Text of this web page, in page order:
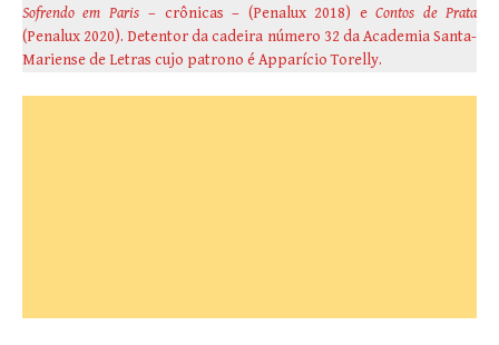
Sofrendo em Paris – crônicas – (Penalux 2018) eContos de Prata
(Penalux 2020). Detentor da cadeira número 32 da Academia Santa-
Mariense de Letras cujo patrono é Apparício Torelly.